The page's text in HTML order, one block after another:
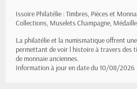
Issoire Philatélie : Timbres, Pièces et
Collections, Muselets Champagne,
La philatélie et la numismatique offrent
permettant de voir l histoire à travers des
de monnaie anciennes.
Information à jour en date du 10/08/2026